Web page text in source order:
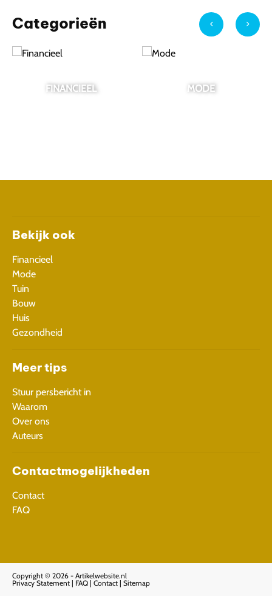
Categorieën
FINANCIEEL MODE
Bekijk ook
Financieel
Mode
Tuin
Bouw
Huis
Gezondheid
Meer tips
Stuur persbericht in
Waarom
Over ons
Auteurs
Contactmogelijkheden
Contact
FAQ
Copyright © 2026 - Artikelwebsite.nl
Privacy Statement | FAQ | Contact | Sitemap